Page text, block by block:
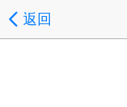
返回